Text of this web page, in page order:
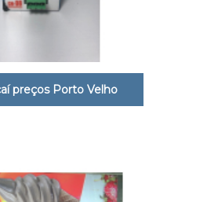
preços Porto Velho